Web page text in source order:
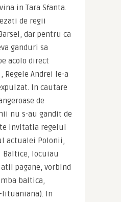
in Tara Sfanta.
de regii
dar pentru ca
ganduri sa
acolo direct
Regele Andrei le-a
In cautare
de
nu s-au gandit de
invitatia regelui
actualei Polonii,
locuiau
pagane, vorbind
baltica,
In